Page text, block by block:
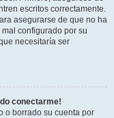
escritos correctamente.
asegurarse de que no ha
configurado por su
necesitaría ser
conectarme!
o borrado su cuenta por